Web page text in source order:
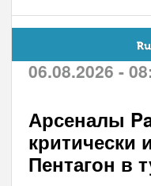
06.08.2026 -
Арсеналы
Пентагон в